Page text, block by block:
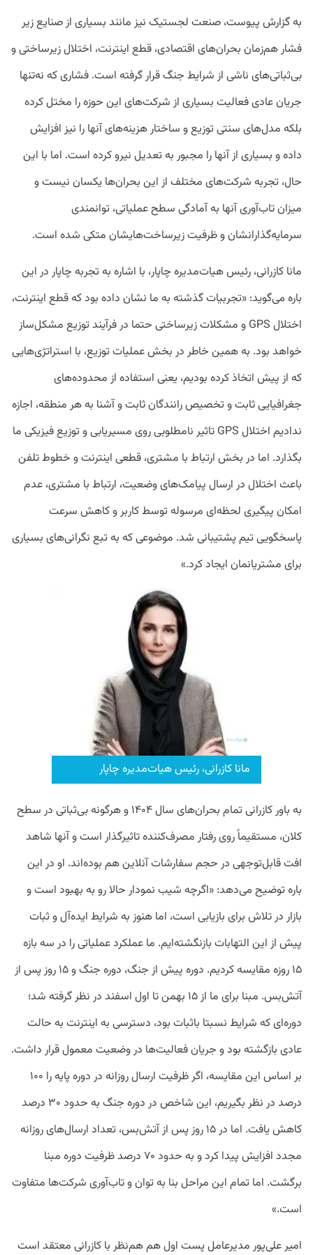
به گزارش پیوست، صنعت لجستیک نیز مانند بسیاری از صنایع زیر
فشار هم‌زمان بحران‌های اقتصادی، قطع اینترنت، اختلال زیرساختی و
بی‌ثباتی‌های ناشی از شرایط جنگ قرار گرفته است. فشاری که نه‌تنها
جریان عادی فعالیت بسیاری از شرکت‌های این حوزه را مختل کرده
بلکه مدل‌های سنتی توزیع و ساختار هزینه‌‌های آنها را نیز افزایش
داده و بسیاری از آنها را مجبور به تعدیل نیرو کرده است. اما با این
حال، تجربه شرکت‌های مختلف از این بحران‌ها یکسان نیست و
میزان تاب‌آوری آنها به آمادگی سطح عملیاتی، توانمندی
سرمایه‌گذارانشان و ظرفیت زیرساخت‌هایشان متکی شده است.
مانا کازرانی، رئیس هیات‌مدیره چاپار، با اشاره به تجربه چاپار در این
باره می‌گوید: «تجربیات گذشته به ما نشان داده بود که قطع اینترنت،
اختلال GPS و مشکلات زیرساختی حتما در فرآیند توزیع مشکل‌ساز
خواهد بود. به همین خاطر در بخش عملیات توزیع، با استراتژی‌هایی
که از پیش اتخاذ کرده بودیم، یعنی استفاده از محدوده‌های
جغرافیایی ثابت و تخصیص رانندگان ثابت و آشنا به هر منطقه، اجازه
ندادیم اختلال GPS تاثیر نامطلوبی روی مسیریابی و توزیع فیزیکی ما
بگذارد. اما در بخش ارتباط با مشتری، قطعی اینترنت و خطوط تلفن
باعث اختلال در ارسال پیامک‌های وضعیت، ارتباط با مشتری، عدم
امکان پیگیری لحظه‌ای مرسوله توسط کاربر و کاهش سرعت
پاسخگویی تیم پشتیبانی شد. موضوعی که به تبع نگرانی‌های بسیاری
برای مشتریانمان ایجاد کرد.»
مانا کازرانی، رئیس هیات‌مدیره چاپار
به باور کازرانی تمام بحران‌های سال ۱۴۰۴ و هرگونه بی‌ثباتی در سطح
کلان، مستقیماً روی رفتار مصرف‌کننده تاثیرگذار است و آنها شاهد
افت قابل‌توجهی در حجم سفارشات آنلاین هم بوده‌اند. او در این
باره توضیح می‌دهد: «اگرچه شیب نمودار حالا رو به بهبود است و
بازار در تلاش برای بازیابی است، اما هنوز به شرایط ایده‌آل و ثبات
پیش از این التهابات بازنگشته‌ایم. ما عملکرد عملیاتی را در سه بازه
۱۵ روزه مقایسه کردیم. دوره پیش از جنگ، دوره جنگ و ۱۵ روز پس از
آتش‌بس. مبنا برای ما از ۱۵ بهمن تا اول اسفند در نظر گرفته شد؛
دوره‌ای که شرایط نسبتا باثبات بود، دسترسی به اینترنت به حالت
عادی بازگشته بود و جریان فعالیت‌ها در وضعیت معمول قرار داشت.
بر اساس این مقایسه، اگر ظرفیت ارسال روزانه در دوره پایه را ۱۰۰
درصد در نظر بگیریم، این شاخص در دوره جنگ به حدود ۳۰ درصد
کاهش یافت. اما در ۱۵ روز پس از آتش‌بس، تعداد ارسال‌های روزانه
مجدد افزایش پیدا کرد و به حدود ۷۰ درصد ظرفیت دوره مبنا
برگشت. اما تمام این مراحل بنا به توان و تاب‌آوری شرکت‌ها متفاوت
است.»
امیر علی‌پور مدیرعامل پست اول هم هم‌نظر با کازرانی معتقد است